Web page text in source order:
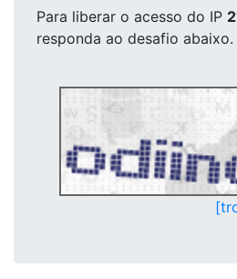
Para liberar o acesso do IP
responda ao desafio abaixo.